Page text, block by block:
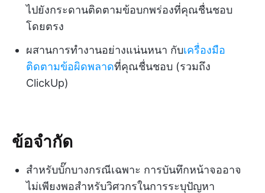
ไปยังกระดานติดตามข้อบกพร่องที่คุณชื่นชอบ
โดยตรง
ผสานการทำงานอย่างแน่นหนา กับเครื่องมือ
ติดตามข้อผิดพลาดที่คุณชื่นชอบ (รวมถึง
ClickUp)
ข้อจำกัด
สำหรับบั๊กบางกรณีเฉพาะ การบันทึกหน้าจออาจ
ไม่เพียงพอสำหรับวิศวกรในการระบุปัญหา